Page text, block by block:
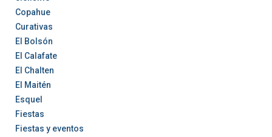
Copahue
Curativas
El Bolsón
El Calafate
El Chalten
El Maitén
Esquel
Fiestas
Fiestas y eventos